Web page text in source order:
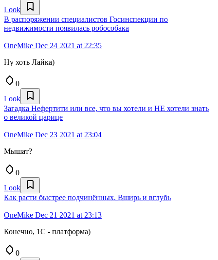
Look
В распоряжении специалистов Госинспекции по
недвижимости появилась робособака
OneMike Dec 24 2021 at 22:35
Ну хоть Лайка)
0
Look
Загадка Нефертити или все, что вы хотели и НЕ хотели знать
о великой царице
OneMike Dec 23 2021 at 23:04
Мышат?
0
Look
Как расти быстрее подчинённых. Вширь и вглубь
OneMike Dec 21 2021 at 23:13
Конечно, 1C - платформа)
0